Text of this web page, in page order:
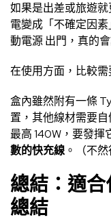
如果是出差或旅遊
電變成「不確定因
動電源 出門，真的
在使用方面，比較需
盒內雖然附有一條
置，其他線材需要
最高 140W，要發揮
數的快充線 。（不
總結：適
總結